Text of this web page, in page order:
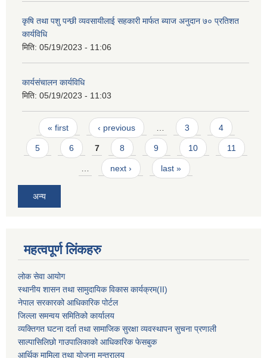
कृषि तथा पशु पन्छी व्यवसायीलाई सहकारी मार्फत ब्याज अनुदान ७० प्रतिशत
कार्यविधि
मिति: 05/19/2023 - 11:06
कार्यसंचालन कार्यविधि
मिति: 05/19/2023 - 11:03
Pages
« first ‹ previous … 3 4
5 6 7 8 9 10 11
… next › last »
अन्य
महत्वपूर्ण लिंकहरु
लोक सेवा आयोग
स्थानीय शासन तथा सामुदायिक विकास कार्यक्रम(II)
नेपाल सरकारको आधिकारिक पोर्टल
जिल्ला समन्वय समितिको कार्यालय
व्यक्तिगत घटना दर्ता तथा सामाजिक सुरक्षा व्यवस्थापन सुचना प्रणाली
साल्पासिलिछो गाउपालिकाको आधिकारिक फेसबुक
आर्थिक मामिला तथा योजना मन्त्रालय